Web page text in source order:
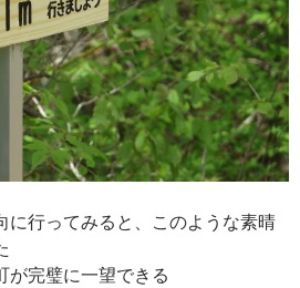
に行ってみると、このような素晴
が完璧に一望できる